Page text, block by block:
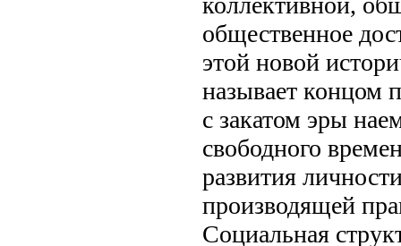
общественное
этой новой
называет концом
с закатом эры
свободного
развития
производящей
Социальная